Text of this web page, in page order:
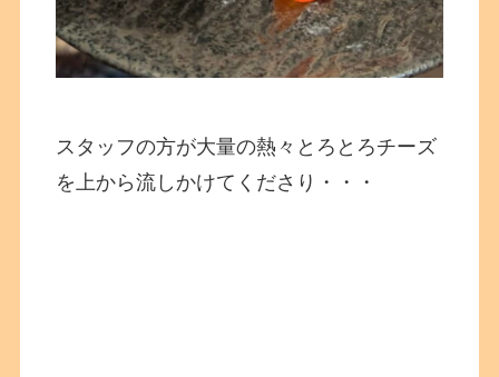
スタッフの方が大量の熱々とろとろチーズ
を上から流しかけてくださり・・・